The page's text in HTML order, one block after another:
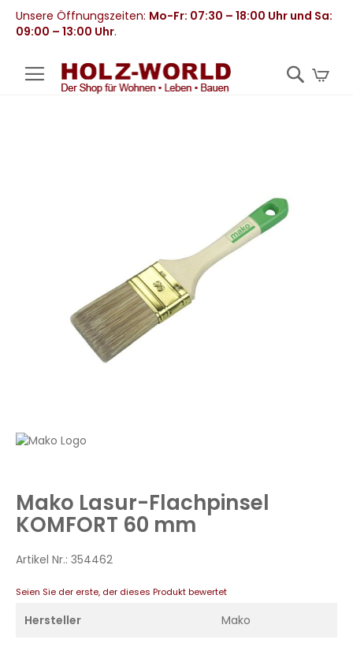
Unsere Öffnungszeiten: Mo-Fr: 07:30 – 18:00 Uhr und Sa:
09:00 – 13:00 Uhr.
Zum
springen
Mako Lasur-Flachpinsel
KOMFORT 60 mm
Artikel Nr.: 354462
Seien Sie der erste, der dieses Produkt bewertet
Hersteller Mako